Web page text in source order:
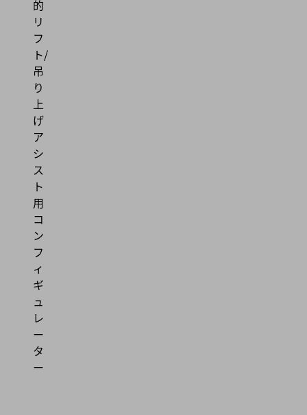
的
リ
フ
ト/
吊
り
上
げ
ア
シ
ス
ト
用
コ
ン
フ
ィ
ギ
ュ
レ
ー
タ
ー